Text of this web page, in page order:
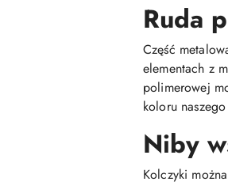
Ruda
Część
elementach z
polimerowej
koloru
Niby
Kolczyki